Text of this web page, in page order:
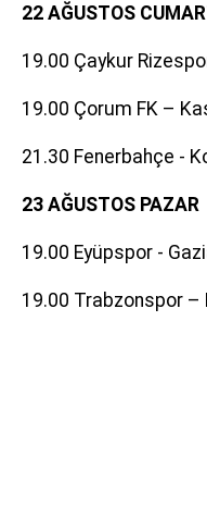
22 AĞUSTOS
19.00 Çaykur
19.00 Çorum FK –
21.30 Fenerbahçe -
23 AĞUSTOS PAZAR
19.00 Eyüpspor -
19.00 Trabzonspor –